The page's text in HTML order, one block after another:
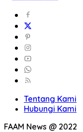
Tentang Kami
Hubungi Kami
FAAM News @ 2022